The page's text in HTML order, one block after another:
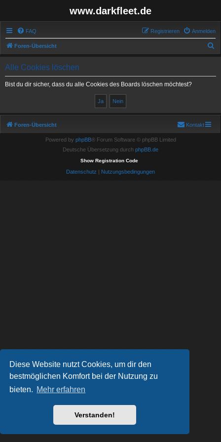
Diese Website nutzt Cookies, um dir den
bestmöglichen Komfort bei der Nutzung zu
bieten. Mehr erfahren
Verstanden!
www.darkfleet.de
FAQ Anmelden
Registrieren
Foren-Übersicht
u
Alle Cookies löschen
Bist du dir sicher, dass du alle Cookies des Boards löschen möchtest?
Foren-Übersicht Kontakt
Powered by phpBB® Forum Software © phpBB Limited
Deutsche Übersetzung durch phpBB.de
Show Registration Code
Datenschutz | Nutzungsbedingungen